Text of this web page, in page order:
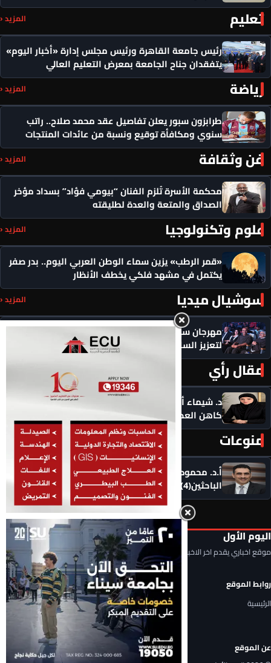
تعليم المزيد ‹
رئيس جامعة القاهرة ورئيس مجلس إدارة «أخبار اليوم»
يتفقدان جناح الجامعة بمعرض التعليم العالي
رياضة المزيد ‹
طرابزون سبور يعلن تفاصيل عقد محمد صلاح.. راتب
سنوي ومكافأة توقيع ونسبة من عائدات المنتجات
فن وثقافة المزيد ‹
محكمة الأسرة تُلزم الفنان “بيومي فؤاد” بسداد مؤخر
الصداق والمتعة والعدة لطليقته
علوم وتكنولوجيا المزيد ‹
«قمر الرطب» يزين سماء الوطن العربي اليوم.. بدر صفر
يكتمل في مشهد فلكي يخطف الأنظار
سوشيال ميديا المزيد ‹
مهرجان سيمفوني للفنون يكرم رموزاً مؤثرة ويدعو
لتعزيز السلام
مقال رأي
د. شيماء أحمدين تكتب .. حين يصبح الذكاء الاصطناعي
كاهن العصر: هل نستبدل التأمل بالاستهلاك؟
منوعات المزيد ‹
أ.د. محمود السعيد يكتب .. التحديات التي تواجه شباب
الباحثين(4)
اليوم الأول
موقع اخباري يقدم اخر الاخبار المحلية والعربية والعالمية
روابط الموقع
الرئيسية
عن الموقع